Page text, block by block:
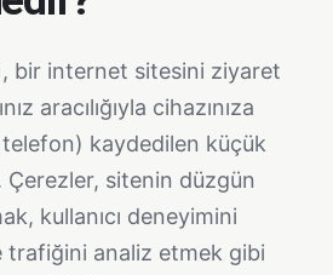
bir internet sitesini ziyaret
aracılığıyla cihazınıza
kaydedilen küçük
Çerezler, sitenin düzgün
kullanıcı deneyimini
trafiğini analiz etmek gibi